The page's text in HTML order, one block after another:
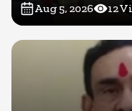
Aug 5, 2026 12